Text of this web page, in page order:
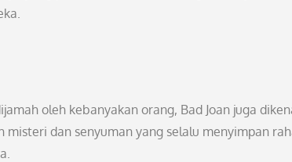
oleh kebanyakan orang, Bad Joan juga
dan senyuman yang selalu menyimpan